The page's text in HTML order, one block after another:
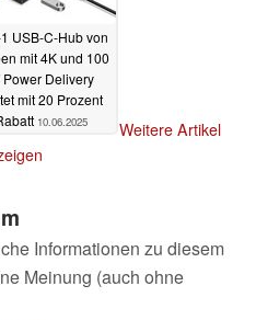
USB-C-Hub von
mit 4K und 100
Power Delivery
mit 20 Prozent
10.06.2025
Weitere Artikel
Informationen zu diesem
Meinung (auch ohne